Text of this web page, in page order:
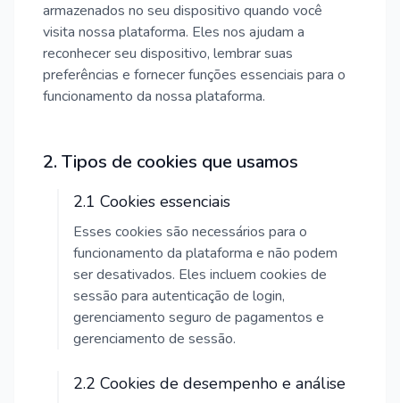
armazenados no seu dispositivo quando você
visita nossa plataforma. Eles nos ajudam a
reconhecer seu dispositivo, lembrar suas
preferências e fornecer funções essenciais para o
funcionamento da nossa plataforma.
2. Tipos de cookies que usamos
2.1 Cookies essenciais
Esses cookies são necessários para o
funcionamento da plataforma e não podem
ser desativados. Eles incluem cookies de
sessão para autenticação de login,
gerenciamento seguro de pagamentos e
gerenciamento de sessão.
2.2 Cookies de desempenho e análise